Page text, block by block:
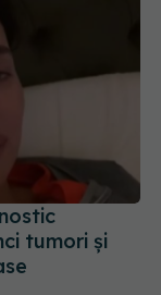
tumori și